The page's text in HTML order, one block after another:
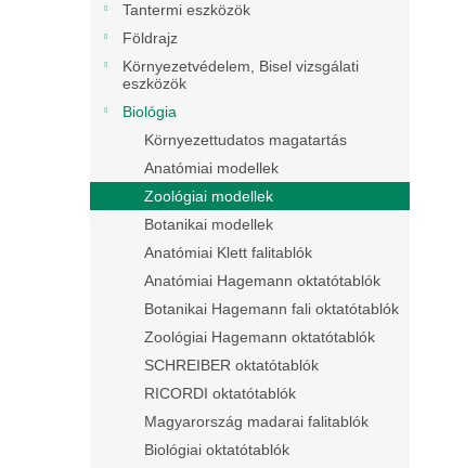
Tantermi eszközök
Földrajz
Környezetvédelem, Bisel vizsgálati
eszközök
Biológia
Környezettudatos magatartás
Anatómiai modellek
Zoológiai modellek
Botanikai modellek
Anatómiai Klett falitablók
Anatómiai Hagemann oktatótablók
Botanikai Hagemann fali oktatótablók
Zoológiai Hagemann oktatótablók
SCHREIBER oktatótablók
RICORDI oktatótablók
Magyarország madarai falitablók
Biológiai oktatótablók